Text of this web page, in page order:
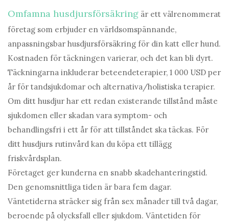
Omfamna husdjursförsäkring är ett välrenommerat
företag som erbjuder en världsomspännande,
anpassningsbar husdjursförsäkring för din katt eller hund.
Kostnaden för täckningen varierar, och det kan bli dyrt.
Täckningarna inkluderar beteendeterapier, 1 000 USD per
år för tandsjukdomar och alternativa/holistiska terapier.
Om ditt husdjur har ett redan existerande tillstånd måste
sjukdomen eller skadan vara symptom- och
behandlingsfri i ett år för att tillståndet ska täckas. För
ditt husdjurs rutinvård kan du köpa ett tillägg
friskvårdsplan.
Företaget ger kunderna en snabb skadehanteringstid.
Den genomsnittliga tiden är bara fem dagar.
Väntetiderna sträcker sig från sex månader till två dagar,
beroende på olycksfall eller sjukdom. Väntetiden för